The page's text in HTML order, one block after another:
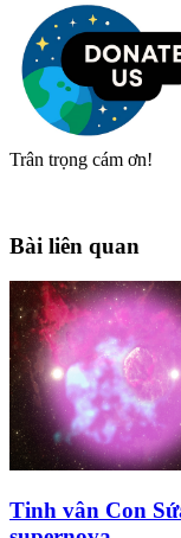
Trân trọng cám ơn!
Bài liên quan
Tinh vân Con